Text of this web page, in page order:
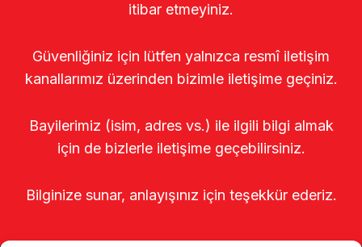
itibar etmeyiniz.
Güvenliğiniz için lütfen yalnızca resmî iletişim
kanallarımız üzerinden bizimle iletişime geçiniz.
Bayilerimiz (isim, adres vs.) ile ilgili bilgi almak
için de bizlerle iletişime geçebilirsiniz.
Bilginize sunar, anlayışınız için teşekkür ederiz.